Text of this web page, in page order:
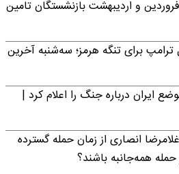
و اردیبهشت بازنشستگان تامین
برای تنگه هرمز؛ سه‌شنبه آخرین
ایران درباره جنگ را اعلام کرد |
انصاری از زمان حمله گسترده
حمله همه‌جانبه باشند؟